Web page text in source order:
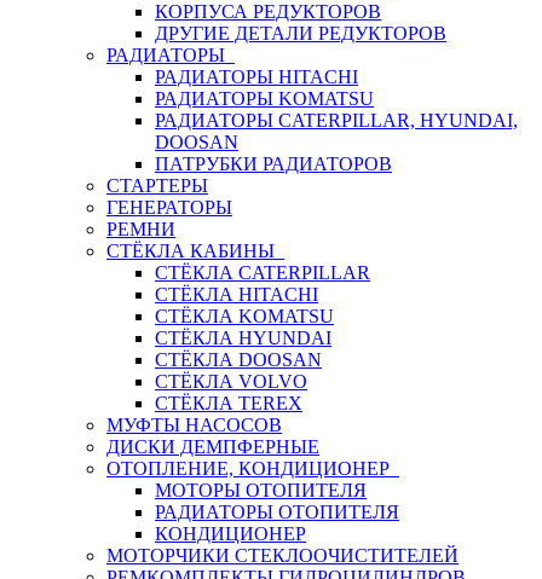
КОРПУСА РЕДУКТОРОВ
ДРУГИЕ ДЕТАЛИ РЕДУКТОРОВ
РАДИАТОРЫ
РАДИАТОРЫ HITACHI
РАДИАТОРЫ KOMATSU
РАДИАТОРЫ CATERPILLAR, HYUNDAI,
DOOSAN
ПАТРУБКИ РАДИАТОРОВ
СТАРТЕРЫ
ГЕНЕРАТОРЫ
РЕМНИ
СТЁКЛА КАБИНЫ
СТЁКЛА CATERPILLAR
СТЁКЛА HITACHI
СТЁКЛА KOMATSU
СТЁКЛА HYUNDAI
СТЁКЛА DOOSAN
СТЁКЛА VOLVO
СТЁКЛА TEREX
МУФТЫ НАСОСОВ
ДИСКИ ДЕМПФЕРНЫЕ
ОТОПЛЕНИЕ, КОНДИЦИОНЕР
МОТОРЫ ОТОПИТЕЛЯ
РАДИАТОРЫ ОТОПИТЕЛЯ
КОНДИЦИОНЕР
МОТОРЧИКИ СТЕКЛООЧИСТИТЕЛЕЙ